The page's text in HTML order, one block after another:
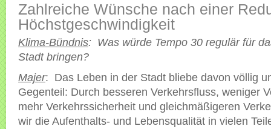
Zahlreiche Wünsche nach einer
Höchstgeschwindigkeit
Klima-Bündnis: Was würde Tempo 30 regulär für
Stadt bringen?
Majer: Das Leben in der Stadt bliebe davon völlig
Gegenteil: Durch besseren Verkehrsfluss, weniger
mehr Verkehrssicherheit und gleichmäßigeren
wir die Aufenthalts- und Lebensqualität in vielen